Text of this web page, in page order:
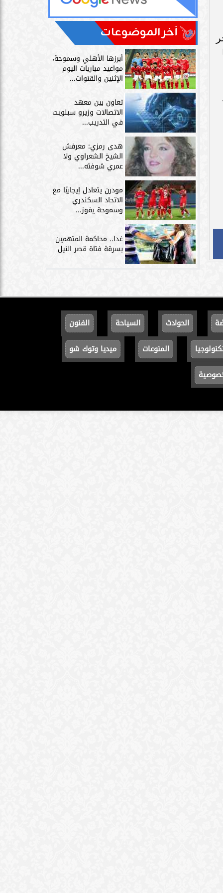
آخر الموضوعات
أبرزها الأهلي وسموحة،
مواعيد مباريات اليوم
الإثنين والقنوات...
تعاون بين معهد
الاتصالات وزيرو سبلويت
في التدريب...
هدى رمزي: معرفش
الشيخ الشعراوي ولا
عمري شوفته...
مودرن يتعادل إيجابيًا مع
الاتحاد السكندري
وسموحة يفوز...
غدا.. محاكمة المتهمين
بسرقة فتاة قصر النيل
الحوادث السياحة
الفنون
المنوعات
ميديا وتوك شو